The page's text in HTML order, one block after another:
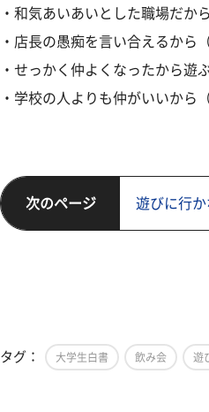
・和気あいあいとした職場だか
・店長の愚痴を言い合えるから
・せっかく仲よくなったから遊
・学校の人よりも仲がいいから
次のページ 遊びに行か
タグ： 大学生白書 飲み会 遊